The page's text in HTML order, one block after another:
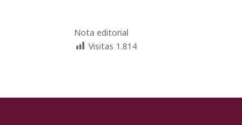
Nota editorial
Visitas 1.814